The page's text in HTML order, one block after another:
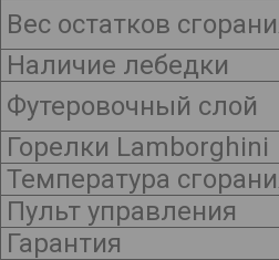
Вес остатков
Наличие лебедки
Футеровочный слой
Горелки Lamborghini
Температура
Пульт управления
Гарантия